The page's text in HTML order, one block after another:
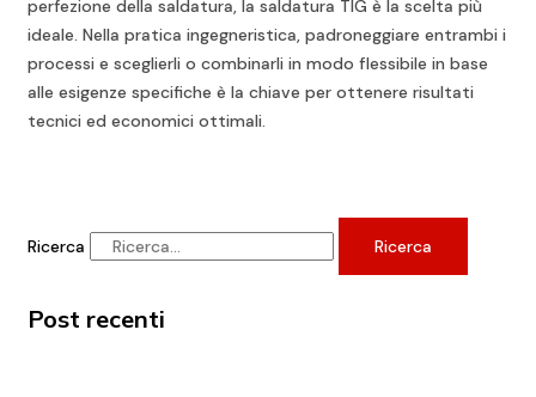
perfezione della saldatura, la saldatura TIG è la scelta più
ideale. Nella pratica ingegneristica, padroneggiare entrambi i
processi e sceglierli o combinarli in modo flessibile in base
alle esigenze specifiche è la chiave per ottenere risultati
tecnici ed economici ottimali.
Ricerca Ricerca
Post recenti